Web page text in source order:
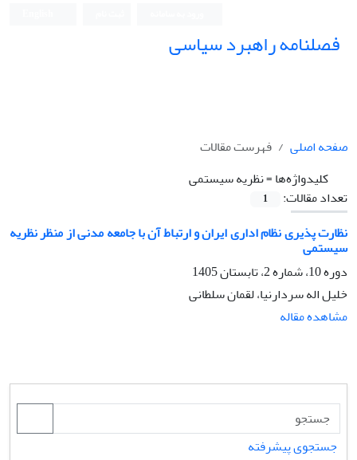
فصلنامه راهبرد سیاسی
صفحه اصلی
فهرست مقالات
کلیدواژه‌ها =نظریه سیستمی
تعداد مقالات:
1
نظارت پذیری نظام اداری ایران و ارتباط آن با جامعه مدنی از منظر نظریه
سیستمی
دوره 10، شماره 2، تابستان 1405
خلیل اله سردارنیا، لقمان سلطانی
مشاهده مقاله
جستجوی پیشرفته